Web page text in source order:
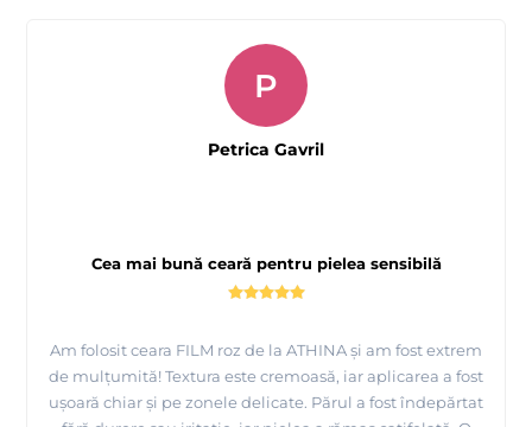
Cea mai bună ceară pentru pielea sensibilă
Am folosit ceara FILM roz de la ATHINA și am fost extrem
de mulțumită! Textura este cremoasă, iar aplicarea a fost
ușoară chiar și pe zonele delicate. Părul a fost îndepărtat
P
Petrica Gavril